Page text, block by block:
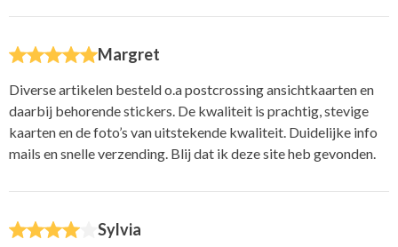
Margret
Diverse artikelen besteld o.a postcrossing ansichtkaarten en
daarbij behorende stickers. De kwaliteit is prachtig, stevige
kaarten en de foto’s van uitstekende kwaliteit. Duidelijke info
mails en snelle verzending. Blij dat ik deze site heb gevonden.
Sylvia